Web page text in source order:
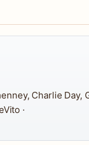
Charlie Day,
·